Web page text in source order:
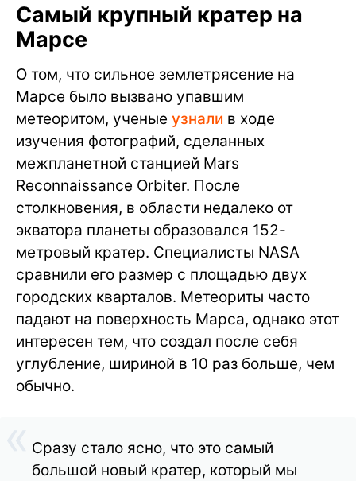
Самый крупный кратер на
Марсе
О том, что сильное землетрясение на
Марсе было вызвано упавшим
метеоритом, ученые узнали в ходе
изучения фотографий, сделанных
межпланетной станцией Mars
Reconnaissance Orbiter. После
столкновения, в области недалеко от
экватора планеты образовался 152-
метровый кратер. Специалисты NASA
сравнили его размер с площадью двух
городских кварталов. Метеориты часто
падают на поверхность Марса, однако этот
интересен тем, что создал после себя
углубление, шириной в 10 раз больше, чем
обычно.
Сразу стало ясно, что это самый
большой новый кратер, который мы